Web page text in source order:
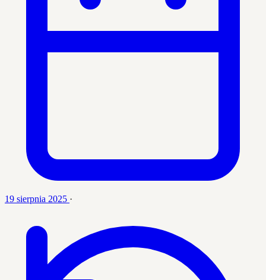
19 sierpnia 2025 ·